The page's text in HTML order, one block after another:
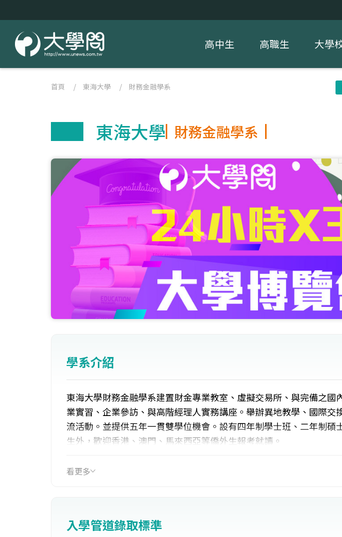
高中生 高職生 大學
首頁 / 東海大學 / 財務金融學系
東海大學 財務金融學系
學系介紹
東海大學財務金融學系建置財金專業教室、虛擬交易所、與完備之國
業實習、企業參訪、與高階經理人實務講座。舉辦異地教學、國際交
流活動。並提供五年一貫雙學位機會。設有四年制學士班、二年制碩
生外，歡迎香港、澳門、馬來西亞等僑外生報考就讀。
另有各項獎助學金如下：清寒獎助金、傑出英檢獎學金、傑出財金證
看更多
入學管道錄取標準